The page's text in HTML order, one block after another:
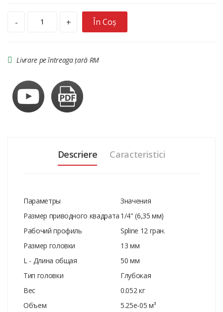
- + În Coș
Livrare pe întreaga țară RM
Descriere Caracteristici
Параметры
Значения
Размер приводного квадрата 1/4" (6,35 мм)
Рабочий профиль
Spline 12 гран.
Размер головки
13 мм
L - Длина общая
50 мм
Тип головки
Глубокая
Вес
0.052 кг
Объем
5.25e-05 м³